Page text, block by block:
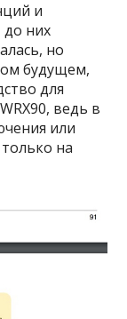
и
до них
но
будущем,
для
ведь в
или
на